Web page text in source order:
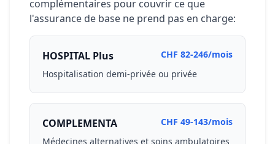
complémentaires pour couvrir ce que
l'assurance de base ne prend pas en charge:
HOSPITAL Plus
CHF 82-246/mois
Hospitalisation demi-privée ou privée
COMPLEMENTA
CHF 49-143/mois
Médecines alternatives et soins ambulatoires